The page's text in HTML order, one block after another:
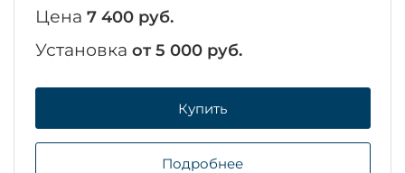
Цена 7 400 руб.
Установка от 5 000 руб.
Купить
Подробнее